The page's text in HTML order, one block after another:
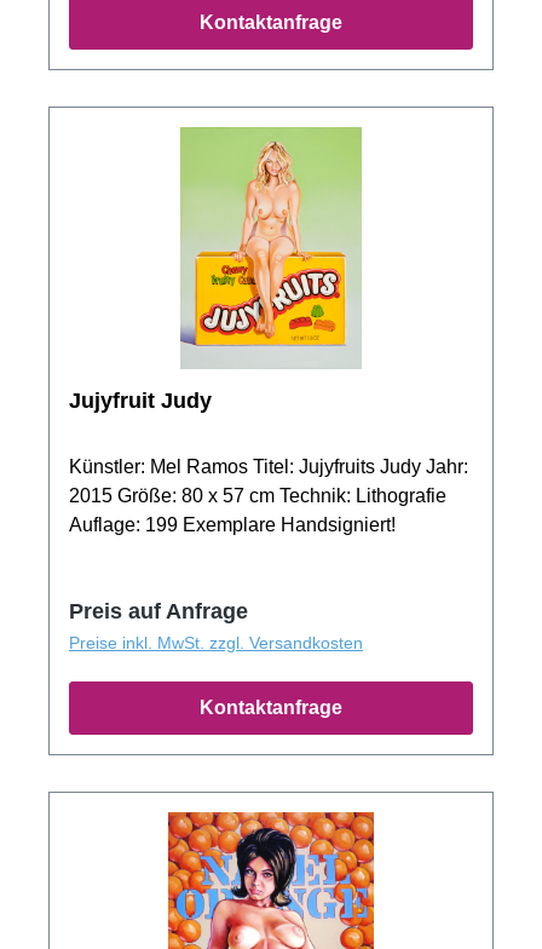
Kontaktanfrage
Jujyfruit Judy
Künstler: Mel Ramos Titel: Jujyfruits Judy Jahr:
2015 Größe: 80 x 57 cm Technik: Lithografie
Auflage: 199 Exemplare Handsigniert!
Preis auf Anfrage
Preise inkl. MwSt. zzgl. Versandkosten
Kontaktanfrage